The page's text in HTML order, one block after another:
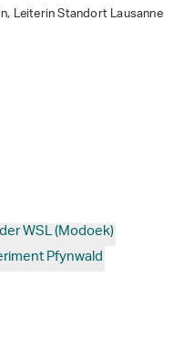
Leiterin Standort Lausanne
WSL (Modoek)
Pfynwald